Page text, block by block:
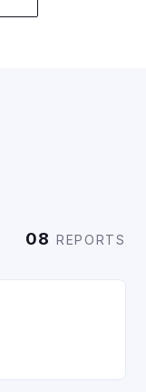
08 REPORTS